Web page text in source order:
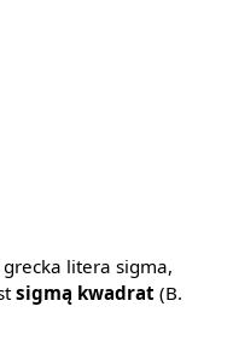
grecka litera sigma,
sigmą kwadrat(B.